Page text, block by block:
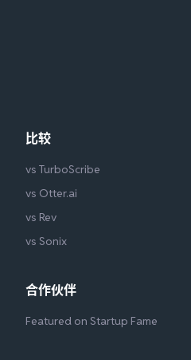
比较
vs TurboScribe
vs Otter.ai
vs Rev
vs Sonix
合作伙伴
Featured on Startup Fame